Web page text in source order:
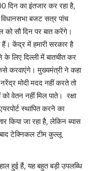
दिन का इंतजार कर रहा है,
बजट सत्र पांच
सौ दिन पर बात करेंगे।
हैं। केंद्र में हमारी सरकार है
लिए दिल्ली में बातचीत कर
करवाएंगे। मुख्यमंत्री ने कहा
मोदी मदद नहीं करते तो
को वेतन नहीं मिल पाते। रक्षा
स्थापित करने का
किया जा रहा है, लेकिन ब्यास
टेक्निकल टीम कुल्लू
हुई हैं, यह बहुत बड़ी उपलब्धि